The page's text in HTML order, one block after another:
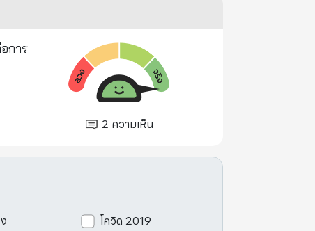
การ
2 ความเห็น
โควิด 2019